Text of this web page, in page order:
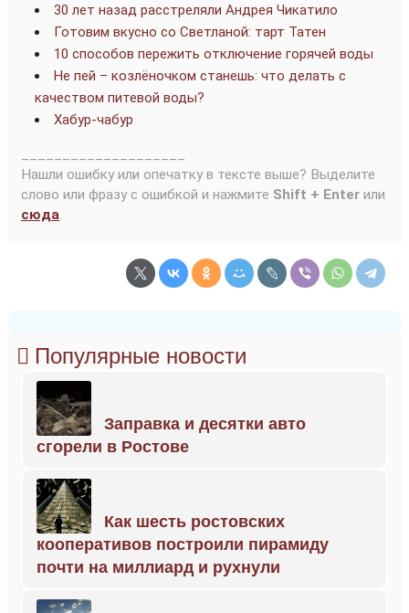
30 лет назад расстреляли Андрея Чикатило
Готовим вкусно со Светланой: тарт Татен
10 способов пережить отключение горячей воды
Не пей – козлёночком станешь: что делать с
качеством питевой воды?
Хабур-чабур
Нашли ошибку или опечатку в тексте выше? Выделите
слово или фразу с ошибкой и нажмите Shift + Enter или
сюда
Популярные новости
Заправка и десятки авто
сгорели в Ростове
Как шесть ростовских
кооперативов построили пирамиду
почти на миллиард и рухнули